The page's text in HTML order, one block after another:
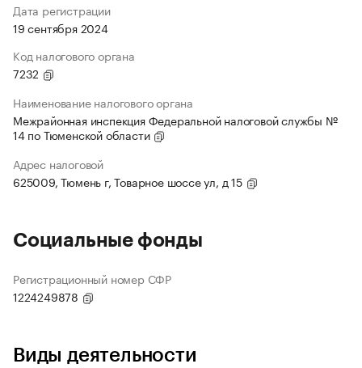
Дата регистрации
19 сентября 2024
Код налогового органа
7232
Наименование налогового органа
Межрайонная инспекция Федеральной налоговой службы №
14 по Тюменской области
Адрес налоговой
625009, Тюмень г, Товарное шоссе ул, д 15
Социальные фонды
Регистрационный номер СФР
1224249878
Виды деятельности